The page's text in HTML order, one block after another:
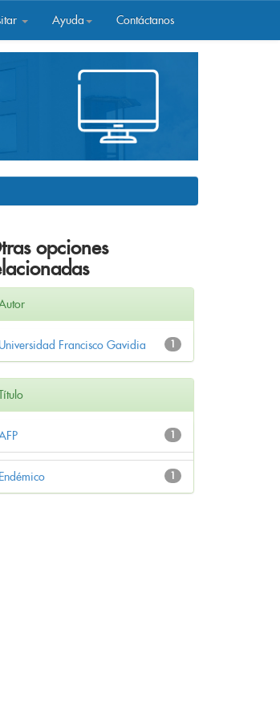
Ayuda Contáctanos
opciones
1
Francisco Gavidia
1
1
Endémico